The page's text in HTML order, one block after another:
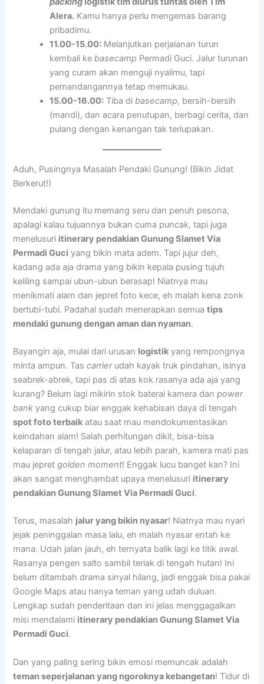
Alera. Kamu hanya perlu mengemas barang
pribadimu.
11.00-15.00: Melanjutkan perjalanan turun
kembali kebasecamp Permadi Guci. Jalur turunan
yang curam akan menguji nyalimu, tapi
pemandangannya tetap memukau.
15.00-16.00: Tiba dibasecamp, bersih-bersih
(mandi), dan acara penutupan, berbagi cerita, dan
pulang dengan kenangan tak terlupakan.
Aduh, Pusingnya Masalah Pendaki Gunung! (Bikin Jidat
Berkerut!)
Mendaki gunung itu memang seru dan penuh pesona,
apalagi kalau tujuannya bukan cuma puncak, tapi juga
menelusuri itinerary pendakian Gunung Slamet Via
Permadi Guci yang bikin mata adem. Tapi jujur deh,
kadang ada aja drama yang bikin kepala pusing tujuh
keliling sampai ubun-ubun berasap! Niatnya mau
menikmati alam dan jepret foto kece, eh malah kena zonk
bertubi-tubi. Padahal sudah menerapkan semuatips
mendaki gunung dengan aman dan nyaman.
Bayangin aja, mulai dari urusan logistik yang rempongnya
minta ampun. Tascarrierudah kayak truk pindahan, isinya
seabrek-abrek, tapi pas di atas kok rasanya ada aja yang
kurang? Belum lagi mikirin stok baterai kamera danpower
bank yang cukup biar enggak kehabisan daya di tengah
spot foto terbaik atau saat mau mendokumentasikan
keindahan alam! Salah perhitungan dikit, bisa-bisa
kelaparan di tengah jalur, atau lebih parah, kamera mati pas
mau jepretgolden moment! Enggak lucu banget kan? Ini
akan sangat menghambat upaya menelusuri itinerary
pendakian Gunung Slamet Via Permadi Guci.
Terus, masalah jalur yang bikin nyasar! Niatnya mau nyari
jejak peninggalan masa lalu, eh malah nyasar entah ke
mana. Udah jalan jauh, eh ternyata balik lagi ke titik awal.
Rasanya pengen salto sambil teriak di tengah hutan! Ini
belum ditambah drama sinyal hilang, jadi enggak bisa pakai
Google Maps atau nanya teman yang udah duluan.
Lengkap sudah penderitaan dan ini jelas menggagalkan
misi mendalami itinerary pendakian Gunung Slamet Via
Permadi Guci.
Dan yang paling sering bikin emosi memuncak adalah
teman seperjalanan yang ngoroknya kebangetan! Tidur di